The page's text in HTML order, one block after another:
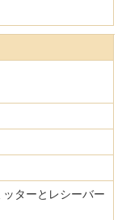
ターとレシーバー